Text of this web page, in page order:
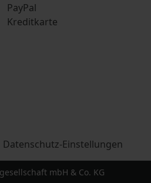
PayPal
Kreditkarte
Datenschutz-Einstellungen
mbH & Co. KG